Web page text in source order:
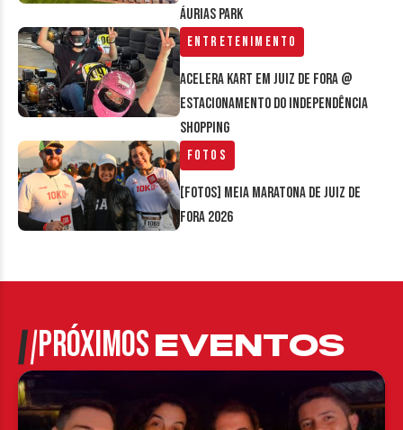
Áurias Park
Entretenimento
Acelera Kart em Juiz de Fora @
estacionamento do Independência
Shopping
Fotos
[FOTOS] Meia Maratona de Juiz de
Fora 2026
PRÓXIMOSEVENTOS